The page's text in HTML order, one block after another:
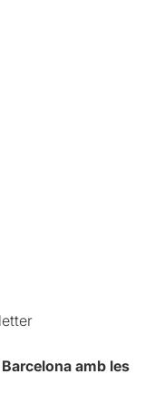
amb les